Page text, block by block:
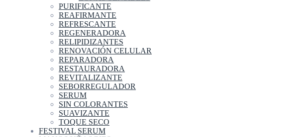
PURIFICANTE
REAFIRMANTE
REFRESCANTE
REGENERADORA
RELIPIDIZANTES
RENOVACIÓN CELULAR
REPARADORA
RESTAURADORA
REVITALIZANTE
SEBORREGULADOR
SERUM
SIN COLORANTES
SUAVIZANTE
TOQUE SECO
FESTIVAL SERUM